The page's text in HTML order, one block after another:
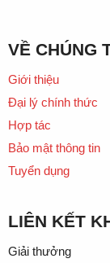
VỀ CHÚNG
Giới thiệu
Đại lý chính thức
Hợp tác
Bảo mật thông tin
Tuyển dụng
LIÊN KẾT
Giải thưởng